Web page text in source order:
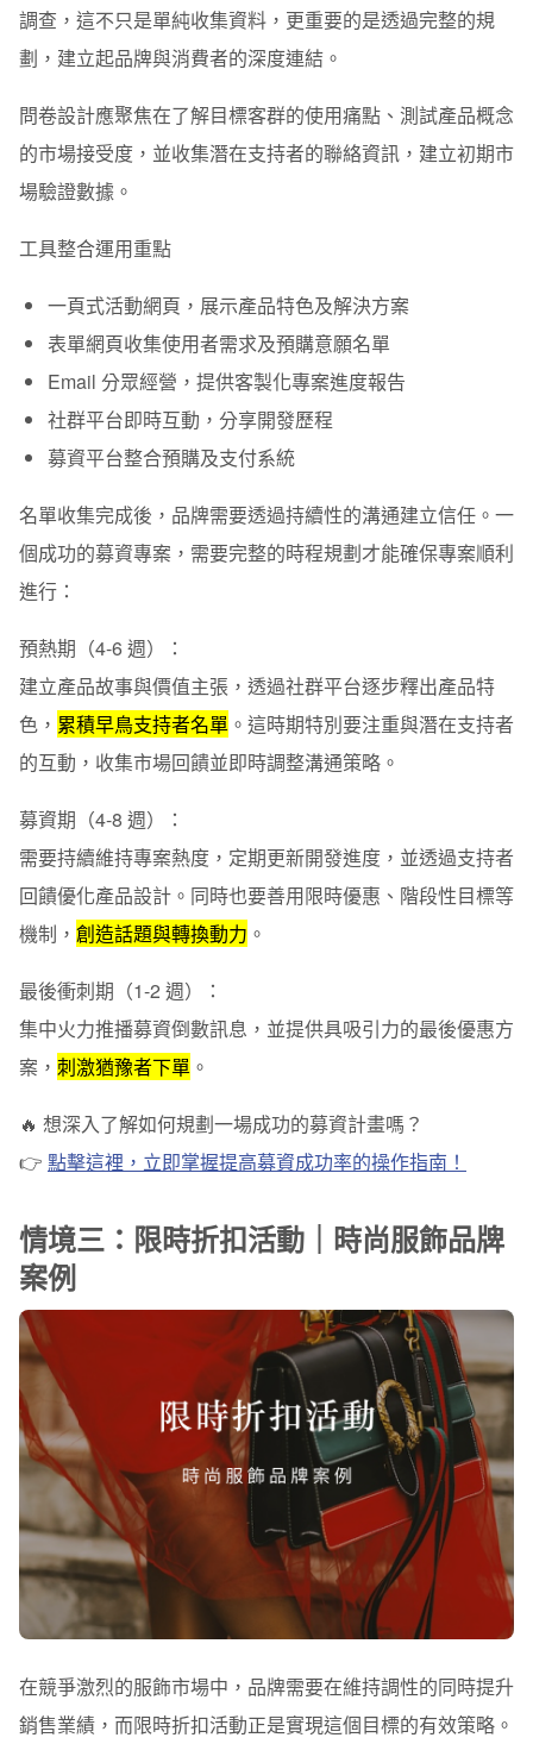
調查，這不只是單純收集資料，更重要的是透過完整的規
劃，建立起品牌與消費者的深度連結。
問卷設計應聚焦在了解目標客群的使用痛點、測試產品概念
的市場接受度，並收集潛在支持者的聯絡資訊，建立初期市
場驗證數據。
工具整合運用重點
一頁式活動網頁，展示產品特色及解決方案
表單網頁收集使用者需求及預購意願名單
Email 分眾經營，提供客製化專案進度報告
社群平台即時互動，分享開發歷程
募資平台整合預購及支付系統
名單收集完成後，品牌需要透過持續性的溝通建立信任。一
個成功的募資專案，需要完整的時程規劃才能確保專案順利
進行：
預熱期（4-6 週）
：
建立產品故事與價值主張，透過社群平台逐步釋出產品特
色， 累積早鳥支持者名單 。這時期特別要注重與潛在支持者
的互動，收集市場回饋並即時調整溝通策略。
募資期（4-8 週）
：
需要持續維持專案熱度，定期更新開發進度，並透過支持者
回饋優化產品設計。同時也要善用限時優惠、階段性目標等
機制， 創造話題與轉換動力 。
最後衝刺期（1-2 週）
：
集中火力推播募資倒數訊息，並提供具吸引力的最後優惠方
案， 刺激猶豫者下單 。
🔥 想深入了解如何規劃一場成功的募資計畫嗎？
👉 點擊這裡，立即掌握提高募資成功率的操作指南！
情境三：限時折扣活動｜時尚服飾品牌
案例
在競爭激烈的服飾市場中，品牌需要在維持調性的同時提升
銷售業績，而限時折扣活動正是實現這個目標的有效策略。